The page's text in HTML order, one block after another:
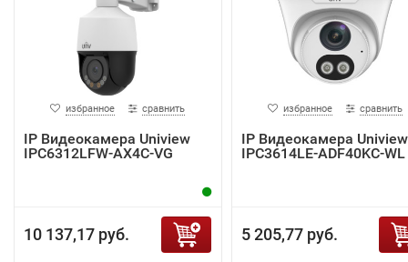
избранное сравнить
IP Видеокамера Uniview
IPC6312LFW-AX4C-VG
10 137,17 руб.
избранное сравнить
IP Видеокамера Uniview
IPC3614LE-ADF40KC-WL
5 205,77 руб.